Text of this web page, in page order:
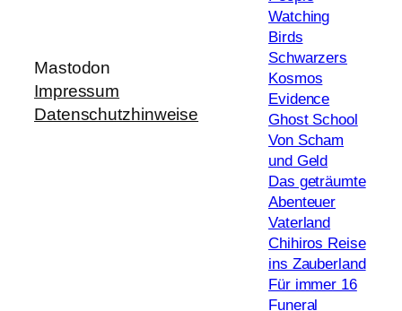
Mastodon
Impressum
Datenschutzhinweise
Watching
Birds
Schwarzers
Kosmos
Evidence
Ghost School
Von Scham
und Geld
Das geträumte
Abenteuer
Vaterland
Chihiros Reise
ins Zauberland
Für immer 16
Funeral